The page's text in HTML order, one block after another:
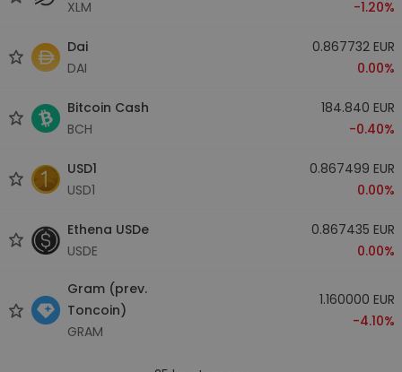
XLM
-1.20%
Dai
DAI
0.867732 EUR
0.00%
Bitcoin Cash
BCH
184.840 EUR
-0.40%
USD1
USD1
0.867499 EUR
0.00%
Ethena USDe
USDE
0.867435 EUR
0.00%
Gram (prev.
Toncoin)
GRAM
1.160000 EUR
-4.10%